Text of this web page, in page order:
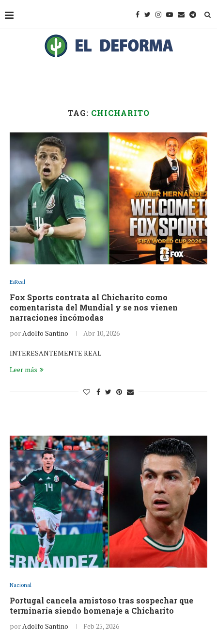
TAG: CHICHARITO
EsReal
Fox Sports contrata al Chicharito como
comentarista del Mundial y se nos vienen
narraciones incómodas
porAdolfo Santino Abr 10, 2026
INTERESANTEMENTE REAL
Leer más
Nacional
Portugal cancela amistoso tras sospechar que
terminaría siendo homenaje a Chicharito
porAdolfo Santino Feb 25, 2026